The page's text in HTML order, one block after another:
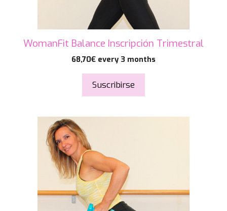
WomanFit Balance Inscripción Trimestral
68,70€ every 3 months
Suscribirse